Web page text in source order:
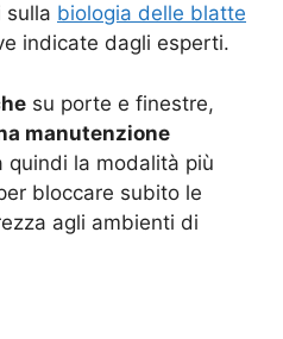
sulla biologia delle blatte
indicate dagli esperti.
su porte e finestre,
manutenzione
quindi la modalità più
bloccare subito le
agli ambienti di